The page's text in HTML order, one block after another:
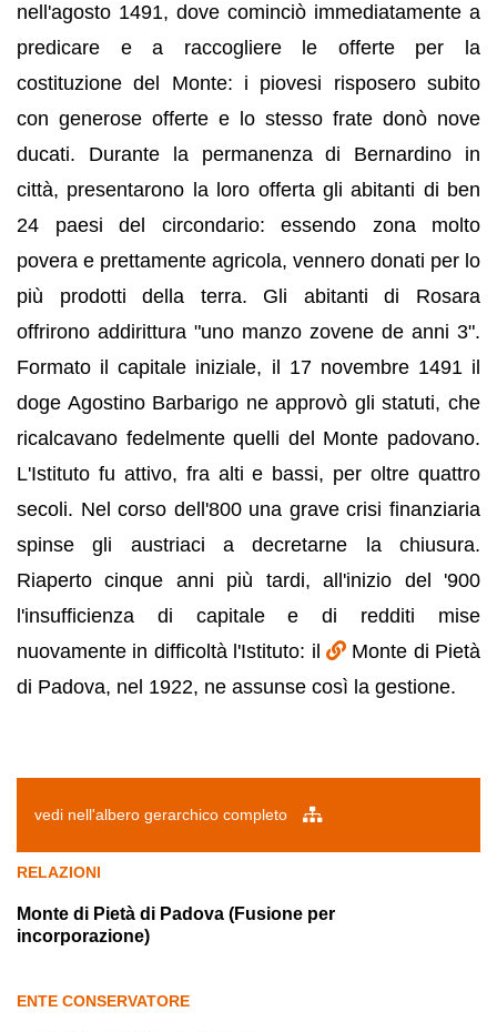
nell'agosto 1491, dove cominciò immediatamente a
predicare e a raccogliere le offerte per la
costituzione del Monte: i piovesi risposero subito
con generose offerte e lo stesso frate donò nove
ducati. Durante la permanenza di Bernardino in
città, presentarono la loro offerta gli abitanti di ben
24 paesi del circondario: essendo zona molto
povera e prettamente agricola, vennero donati per lo
più prodotti della terra. Gli abitanti di Rosara
offrirono addirittura "uno manzo zovene de anni 3".
Formato il capitale iniziale, il 17 novembre 1491 il
doge Agostino Barbarigo ne approvò gli statuti, che
ricalcavano fedelmente quelli del Monte padovano.
L'Istituto fu attivo, fra alti e bassi, per oltre quattro
secoli. Nel corso dell'800 una grave crisi finanziaria
spinse gli austriaci a decretarne la chiusura.
Riaperto cinque anni più tardi, all'inizio del '900
l'insufficienza di capitale e di redditi mise
nuovamente in difficoltà l'Istituto: il
Monte di Pietà
di Padova, nel 1922, ne assunse così la gestione.
vedi nell'albero gerarchico completo
RELAZIONI
Monte di Pietà di Padova (Fusione per
incorporazione)
ENTE CONSERVATORE